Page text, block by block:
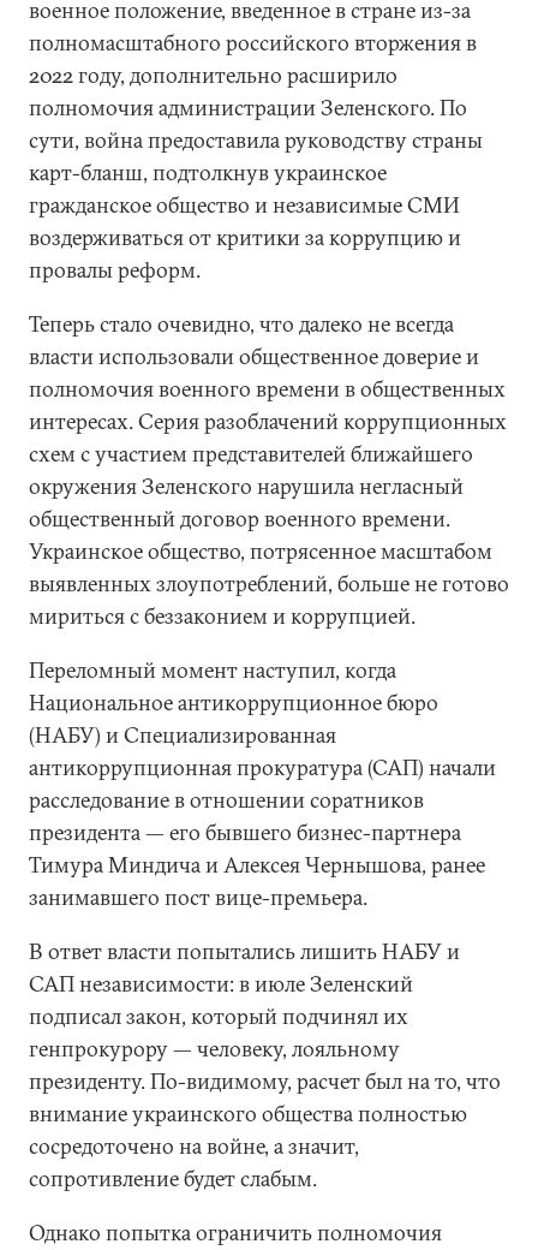
военное положение, введенное в стране из-за
полномасштабного российского вторжения в
2022 году, дополнительно расширило
полномочия администрации Зеленского. По
сути, война предоставила руководству страны
карт-бланш, подтолкнув украинское
гражданское общество и независимые СМИ
воздерживаться от критики за коррупцию и
провалы реформ.
Теперь стало очевидно, что далеко не всегда
власти использовали общественное доверие и
полномочия военного времени в общественных
интересах. Серия разоблачений коррупционных
схем с участием представителей ближайшего
окружения Зеленского нарушила негласный
общественный договор военного времени.
Украинское общество, потрясенное масштабом
выявленных злоупотреблений, больше не готово
мириться с беззаконием и коррупцией.
Переломный момент наступил, когда
Национальное антикоррупционное бюро
(НАБУ) и Специализированная
антикоррупционная прокуратура (САП) начали
расследование в отношении соратников
президента — его бывшего бизнес-партнера
Тимура Миндича и Алексея Чернышова, ранее
занимавшего пост вице-премьера.
В ответ власти попытались лишить НАБУ и
САП независимости: в июле Зеленский
подписал закон, который подчинял их
генпрокурору — человеку, лояльному
президенту. По-видимому, расчет был на то, что
внимание украинского общества полностью
сосредоточено на войне, а значит,
сопротивление будет слабым.
Однако попытка ограничить полномочия